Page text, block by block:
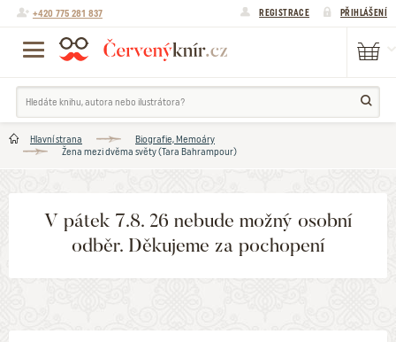
+420 775 281 837 REGISTRACE PŘIHLÁŠENÍ
Hlavní strana
Biografie, Memoáry
Žena mezi dvěma světy (Tara Bahrampour)
V pátek 7.8. 26 nebude možný osobní
odběr. Děkujeme za pochopení